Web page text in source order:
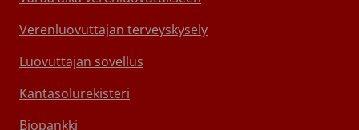
Verenluovuttajan terveyskysely
Luovuttajan sovellus
Kantasolurekisteri
Biopankki